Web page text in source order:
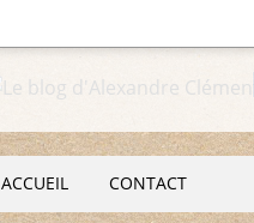
ACCUEIL CONTACT